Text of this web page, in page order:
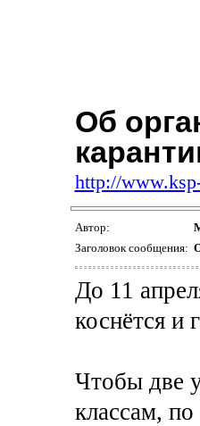
Об
http://
Автор:
Заголовок сообщения:
До 11
коснётся и
Чтобы две
классам,